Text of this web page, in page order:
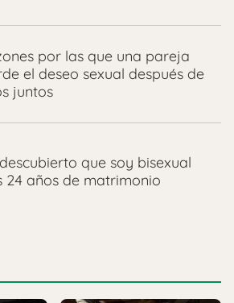
por las que una pareja
el deseo sexual después de
juntos
que soy bisexual
24 años de matrimonio